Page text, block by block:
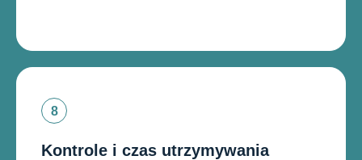
Kontrole i czas utrzymywania